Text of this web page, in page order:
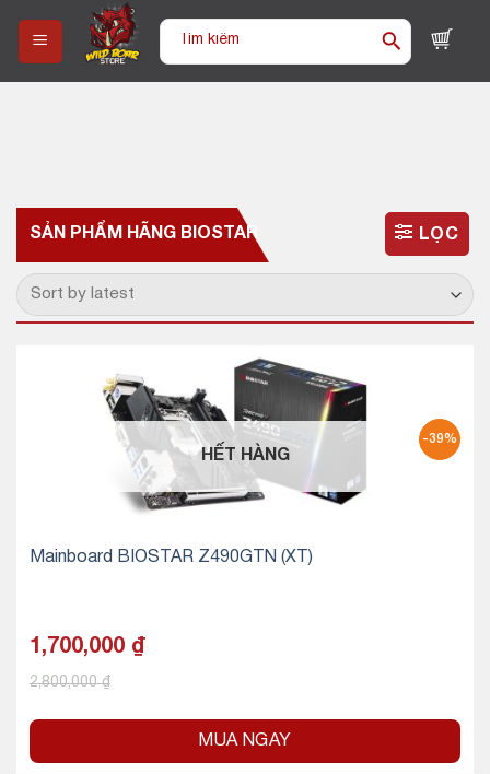
content
Tìm
SẢN PHẨM HÃNG BIOSTAR LỌC
-39%
HẾT HÀNG
Mainboard BIOSTAR Z490GTN (XT)
1,700,000 ₫
2,800,000₫
MUA NGAY